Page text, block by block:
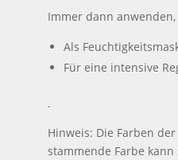
Immer dann
Als
Für eine intensive
.
Hinweis: Die Farben
stammende Farbe